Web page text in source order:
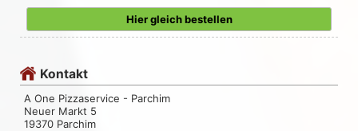
Hier gleich bestellen
Kontakt
A One Pizzaservice - Parchim
Neuer Markt 5
19370 Parchim